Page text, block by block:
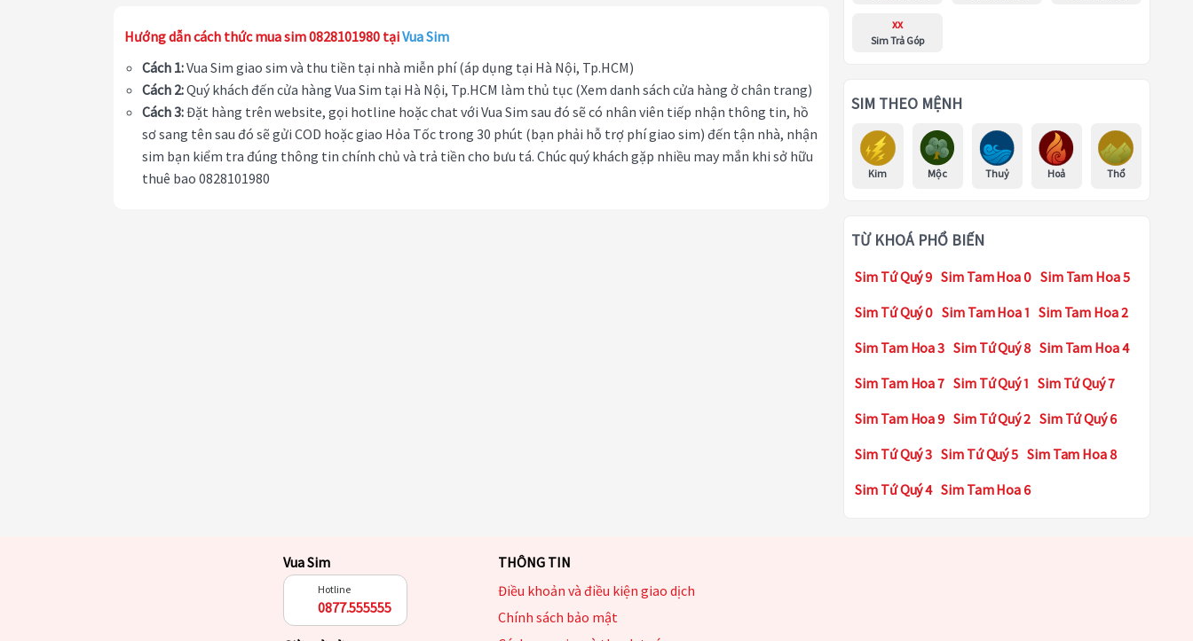
Hướng dẫn cách thức mua sim 0828101980 tạiVua Sim
Cách 1:Vua Sim giao sim và thu tiền tại nhà miễn phí (áp dụng tại Hà Nội, Tp.HCM)
Cách 2:Quý khách đến cửa hàng Vua Sim tại Hà Nội, Tp.HCM làm thủ tục (Xem danh sách cửa hàng ở chân trang)
Cách 3:Đặt hàng trên website, gọi hotline hoặc chat với Vua Sim sau đó sẽ có nhân viên tiếp nhận thông tin, hồ
sơ sang tên sau đó sẽ gửi COD hoặc giao Hỏa Tốc trong 30 phút (bạn phải hỗ trợ phí giao sim) đến tận nhà, nhận
sim bạn kiểm tra đúng thông tin chính chủ và trả tiền cho bưu tá. Chúc quý khách gặp nhiều may mắn khi sở hữu
thuê bao 0828101980
xx
Sim Trả Góp
SIM THEO MỆNH
Kim Mộc Thuỷ Hoả Thổ
TỪ KHOÁ PHỔ BIẾN
Sim Tứ Quý 9 Sim Tam Hoa 0 Sim Tam Hoa 5
Sim Tứ Quý 0 Sim Tam Hoa 1 Sim Tam Hoa 2
Sim Tam Hoa 3 Sim Tứ Quý 8 Sim Tam Hoa 4
Sim Tam Hoa 7 Sim Tứ Quý 1 Sim Tứ Quý 7
Sim Tam Hoa 9 Sim Tứ Quý 2 Sim Tứ Quý 6
Sim Tứ Quý 3 Sim Tứ Quý 5 Sim Tam Hoa 8
Sim Tứ Quý 4 Sim Tam Hoa 6
Vua Sim
Hotline
0877.555555
THÔNG TIN
Điều khoản và điều kiện giao dịch
Chính sách bảo mật